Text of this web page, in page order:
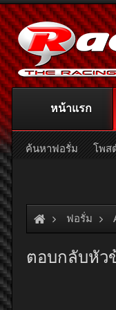
ฟอรั่ม
ตอบกลับหัว
หน้าแรก
ค้นหาฟอรั่ม โพส